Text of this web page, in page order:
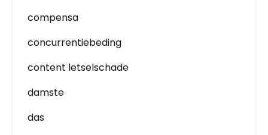
compensa
concurrentiebeding
content letselschade
damste
das